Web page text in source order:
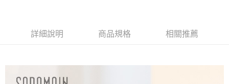
詳細說明 商品規格 相關推薦